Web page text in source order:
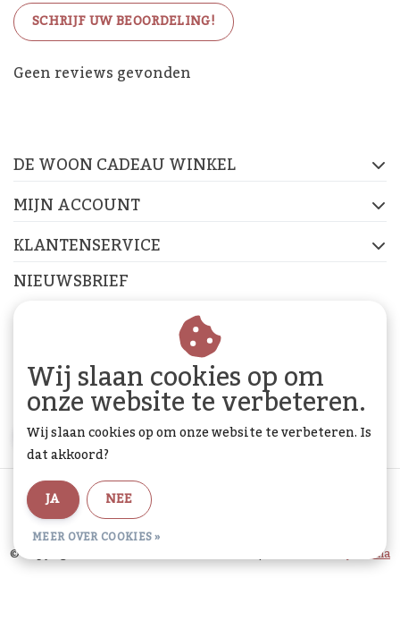
SCHRIJF UW BEOORDELING!
Geen reviews gevonden
De Woon Cadeau Winkel
DE WOON CADEAU WINKEL
MIJN ACCOUNT
KLANTENSERVICE
NIEUWSBRIEF
Abonneer je op onze nieuwsbrief om op de hoogte te
ABONNEER
Algemene voorwaarden
© Copyright 2026 - De Woon Cadeau Winkel | RealisatieInStijl Media
Wij slaan cookies op om
onze website te verbeteren.
Wij slaan cookies op om onze website te verbeteren. Is
dat akkoord?
JA
NEE
MEER OVER COOKIES »